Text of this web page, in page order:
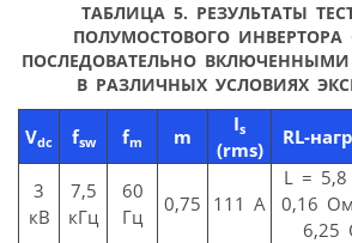
ТАБЛИЦА 5. РЕЗУЛЬТАТЫ
ПОЛУМОСТОВОГО ИНВЕРТОРА
ПОСЛЕДОВАТЕЛЬНО
В РАЗЛИЧНЫХ УСЛОВИЯХ
Vdc fsw fm m
Is
(rms)
RL-
3
кВ
7,5
кГц
60
Гц
0,75 111 А
L =
0,16
6,25